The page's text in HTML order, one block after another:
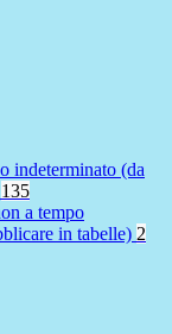
indeterminato (da
135
a tempo
in tabelle) 2